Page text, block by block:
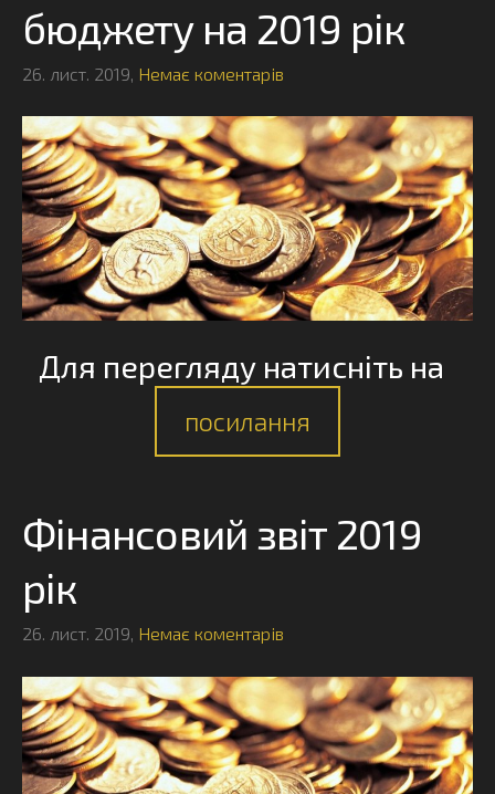
бюджету на 2019 рік
26. лист. 2019, Немає коментарів
Для перегляду натисніть на
посилання
Фінансовий звіт 2019
рік
26. лист. 2019, Немає коментарів